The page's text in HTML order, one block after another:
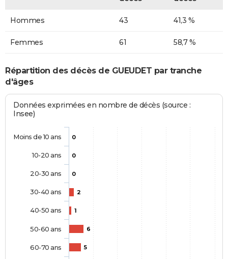
Hommes 43 41,3 %
Femmes 61 58,7 %
Répartition des décès de GUEUDET par tranche
d'âges
Données exprimées en nombre de décès (source :
Insee)
0
0
0
2
1
6
5
Moins de 10 ans
10-20 ans
20-30 ans
30-40 ans
40-50 ans
50-60 ans
60-70 ans